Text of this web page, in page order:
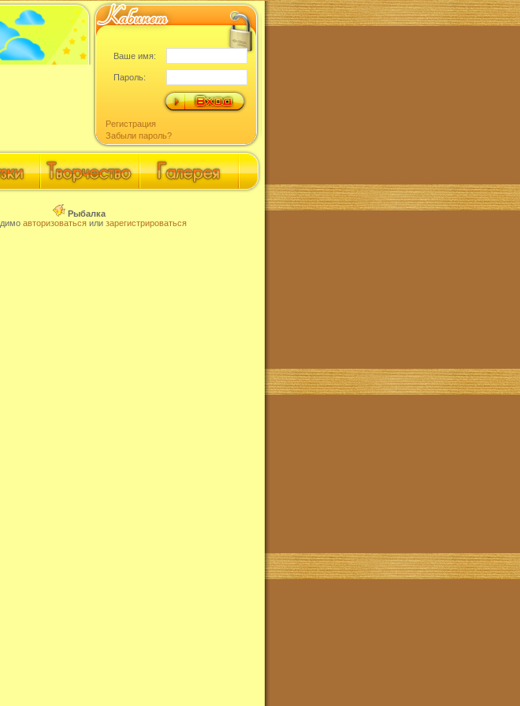
Ваше имя:
Пароль:
Регистрация
Забыли пароль?
Рыбалка
авторизоваться или зарегистрироваться